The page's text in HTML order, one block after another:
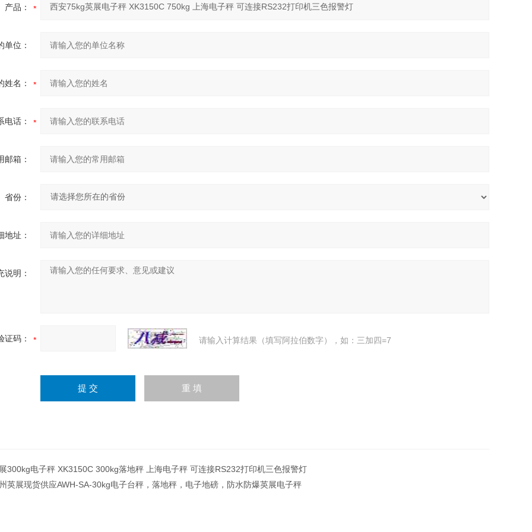
产品：
单位：
姓名：
电话：
邮箱：
省份：
地址：
说明：
证码： 请输入计算结果（填写阿拉伯数字），如：三加四=7
300kg电子秤 XK3150C 300kg落地秤 上海电子秤 可连接RS232打印机三色报警灯
英展现货供应AWH-SA-30kg电子台秤，落地秤，电子地磅，防水防爆英展电子秤